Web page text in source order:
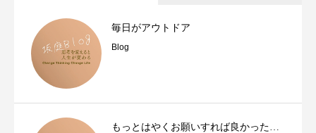
毎日がアウトドア
Blog
もっとはやくお願いすれば良かった…